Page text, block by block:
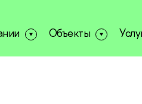
Объекты